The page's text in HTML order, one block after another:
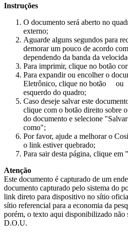
Instruções
O documento será aberto no
externo;
Aguarde alguns segundos para
demorar um pouco de acordo
dependendo da banda da
Para imprimir, clique no botão
Para expandir ou encolher o
Eletrônico, clique no botão
ou
esquerdo do quadro;
Caso deseje salvar este
clique com o botão direito sobre
do documento e selecione
como";
Por favor, ajude a melhorar o
o link estiver quebrado;
Para sair desta página, clique em
Atenção
Este documento é capturado de um
documento capturado pelo sistema do
link direto para dispositivo no sítio
sítio referencial para a economia da
porém, o texto aqui disponibilizado
D.O.U.